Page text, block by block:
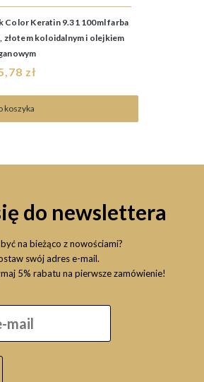
Color Keratin 9.31 100ml farba
złotem koloidalnym i olejkiem
zł
koszyka
do newslettera
na bieżąco z nowościami?
swój adres e-mail.
5% rabatu na pierwsze zamówienie!